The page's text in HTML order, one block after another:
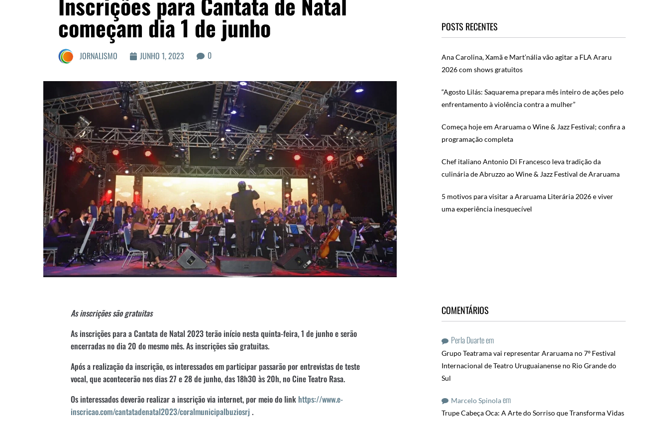
começam dia 1 de junho
JORNALISMO JUNHO 1, 2023 0
As inscrições são gratuitas
As inscrições para a Cantata de Natal 2023 terão início nesta quinta-feira, 1 de junho e serão
encerradas no dia 20 do mesmo mês. As inscrições são gratuitas.
Após a realização da inscrição, os interessados em participar passarão por entrevistas de teste
vocal, que acontecerão nos dias 27 e 28 de junho, das 18h30 às 20h, no Cine Teatro Rasa.
Os interessados deverão realizar a inscrição via internet, por meio do link https://www.e-
inscricao.com/cantatadenatal2023/coralmunicipalbuziosrj.
POSTS RECENTES
Ana Carolina, Xamã e Mart’nália vão agitar a FLA Araru
2026 com shows gratuitos
“Agosto Lilás: Saquarema prepara mês inteiro de ações pelo
enfrentamento à violência contra a mulher”
Começa hoje em Araruama o Wine & Jazz Festival; confira a
programação completa
Chef italiano Antonio Di Francesco leva tradição da
culinária de Abruzzo ao Wine & Jazz Festival de Araruama
5 motivos para visitar a Araruama Literária 2026 e viver
uma experiência inesquecível
COMENTÁRIOS
Perla Duarteem
Grupo Teatrama vai representar Araruama no 7º Festival
Internacional de Teatro Uruguaianense no Rio Grande do
Sul
Marcelo Spinolaem
Trupe Cabeça Oca: A Arte do Sorriso que Transforma Vidas